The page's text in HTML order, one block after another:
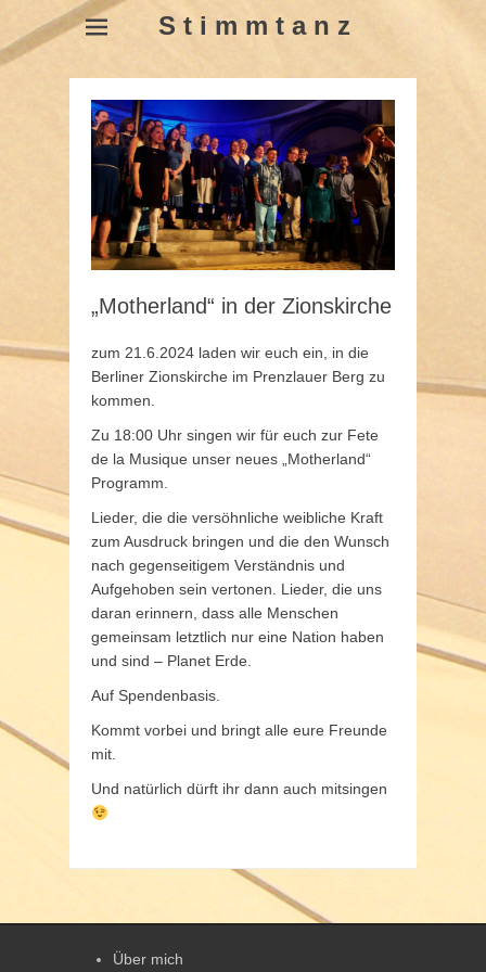
S t i m m t a n z
„Motherland“ in der Zionskirche
zum 21.6.2024 laden wir euch ein, in die
Berliner Zionskirche im Prenzlauer Berg zu
kommen.
Zu 18:00 Uhr singen wir für euch zur Fete
de la Musique unser neues „Motherland“
Programm.
Lieder, die die versöhnliche weibliche Kraft
zum Ausdruck bringen und die den Wunsch
nach gegenseitigem Verständnis und
Aufgehoben sein vertonen. Lieder, die uns
daran erinnern, dass alle Menschen
gemeinsam letztlich nur eine Nation haben
und sind – Planet Erde.
Auf Spendenbasis.
Kommt vorbei und bringt alle eure Freunde
mit.
Und natürlich dürft ihr dann auch mitsingen
Über mich